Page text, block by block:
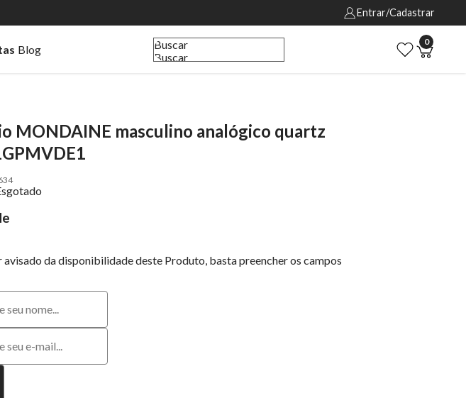
Entrar/Cadastrar
Blog
Buscar
Buscar
0
MONDAINE masculino analógico quartz
avisado da disponibilidade deste Produto, basta preencher os campos